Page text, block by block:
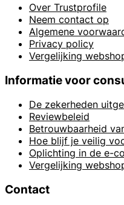
Over Trustprofile
Neem contact op
Algemene
Privacy policy
Vergelijking
Informatie voor
De zekerheden
Reviewbeleid
Betrouwbaarheid
Hoe blijf je veilig
Oplichting in de e-
Vergelijking
Contact